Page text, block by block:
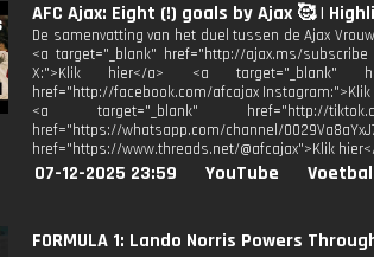
AFC Ajax: Eight (!) goals by Ajax 🥰 |
De samenvatting van het duel tussen de Ajax
<a target="_blank" href="http://ajax.ms/
X:">Klik hier</a> <a target="_blank"
href="http://facebook.com/afcajax
<a target="_blank" href="http://
href="https://whatsapp.com/channel/
href="https://www.threads.net/@afcajax">Klik
07-12-2025 23:59 YouTube
FORMULA 1: Lando Norris Powers